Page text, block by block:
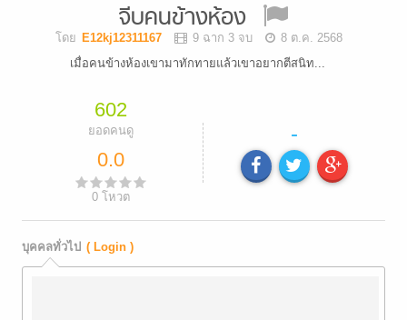
จีบคนข้างห้อง
โดย E12kj12311167 9 ฉาก 3 จบ
8 ต.ค. 2568
เมื่อคนข้างห้องเขามาทักทายแล้วเขาอยากตีสนิท...
602
ยอดคนดู
0.0
0โหวต
-
บุคคลทั่วไป ( Login )